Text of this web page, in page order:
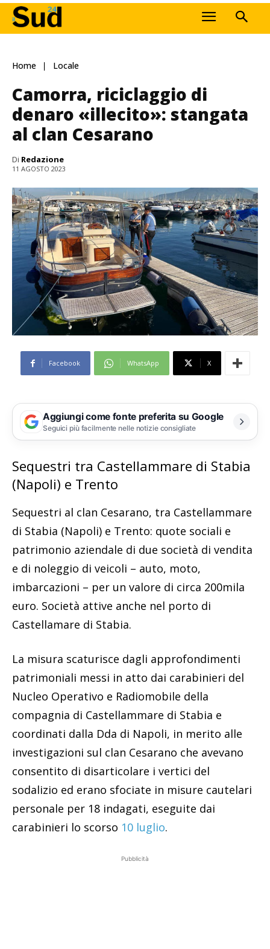
Home Locale
Camorra, riciclaggio di
denaro «illecito»: stangata
al clan Cesarano
Di Redazione
11 AGOSTO 2023
Facebook WhatsApp X
Aggiungi come fonte preferita su Google
Seguici più facilmente nelle notizie consigliate
Sequestri tra Castellammare di Stabia
(Napoli) e Trento
Sequestri al clan Cesarano, tra Castellammare
di Stabia (Napoli) e Trento: quote sociali e
patrimonio aziendale di due società di vendita
e di noleggio di veicoli – auto, moto,
imbarcazioni – per un valore di circa 200mila
euro. Società attive anche nel porto di
Castellamare di Stabia.
La misura scaturisce dagli approfondimenti
patrimoniali messi in atto dai carabinieri del
Nucleo Operativo e Radiomobile della
compagnia di Castellammare di Stabia e
coordinati dalla Dda di Napoli, in merito alle
investigazioni sul clan Cesarano che avevano
consentito di disarticolare i vertici del
sodalizio ed erano sfociate in misure cautelari
personale per 18 indagati, eseguite dai
carabinieri lo scorso 10 luglio.
Pubblicità